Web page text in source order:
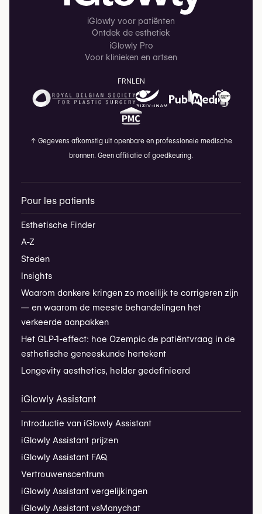
iGlowly voor patiënten
Ontdek de esthetiek
iGlowly Pro
Voor klinieken en artsen
FRNL EN
↑ Gegevens afkomstig uit openbare en professionele medische
bronnen. Geen affiliatie of goedkeuring.
Pour les patients
Esthetische Finder
A-Z
Steden
Insights
Waarom donkere kringen zo moeilijk te corrigeren zijn
— en waarom de meeste behandelingen het
verkeerde aanpakken
Het GLP-1-effect: hoe Ozempic de patiëntvraag in de
esthetische geneeskunde hertekent
Longevity aesthetics, helder gedefinieerd
iGlowly Assistant
Introductie van iGlowly Assistant
iGlowly Assistant prijzen
iGlowly Assistant FAQ
Vertrouwenscentrum
iGlowly Assistant vergelijkingen
iGlowly Assistant vsManychat